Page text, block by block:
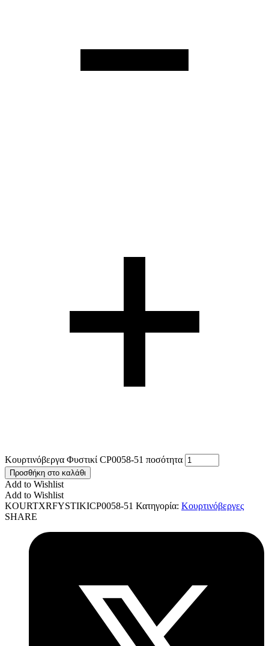
Κουρτινόβεργα Φυστικί CP0058-51 ποσότητα
Προσθήκη στο καλάθι
Add to Wishlist
Add to Wishlist
KOURTXRFYSTIKICP0058-51 Κατηγορία: Κουρτινόβεργες
SHARE